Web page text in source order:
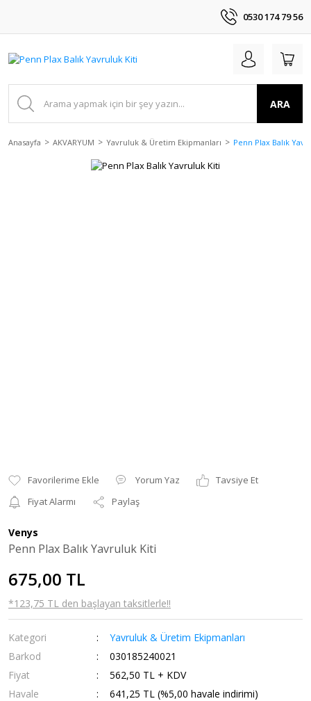
0530 174 79 56
ARA
Anasayfa AKVARYUM Yavruluk & Üretim Ekipmanları Penn Plax Balık
Yorum Yaz
Tavsiye Et
Fiyat Alarmı
Paylaş
Venys
Penn Plax Balık Yavruluk Kiti
675,00 TL
*123,75 TL den başlayan taksitlerle!!
Kategori
Yavruluk & Üretim Ekipmanları
Barkod
030185240021
Fiyat
562,50 TL + KDV
Havale
641,25 TL (%5,00 havale indirimi)